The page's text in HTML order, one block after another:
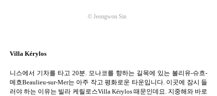
© Jeongwon Sin
Villa Kérylos
니스에서 기차를 타고 20분 모나코를 향하는 길목에 있는 볼리유-슈흐-
메흐Beaulieu-sur-Mer는 아주 작고 평화로운 타운입니다. 이곳에 잠시 들
러야 하는 이유는 빌라 케릴로스Villa Kérylos 때문인데요 지중해와 바로